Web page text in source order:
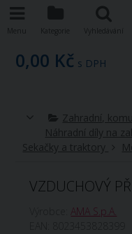
0,00 Kč s DPH
Zahradní,
Náhradní díly na
Sekačky a traktory
VZDUCHOVÝ
Výrobce:AMA S.p.A.
Menu Kategorie Vyhledávání